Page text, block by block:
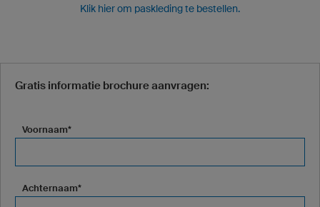
Klik hier om paskleding te bestellen.
Gratis informatie brochure aanvragen:
Voornaam*
Achternaam*